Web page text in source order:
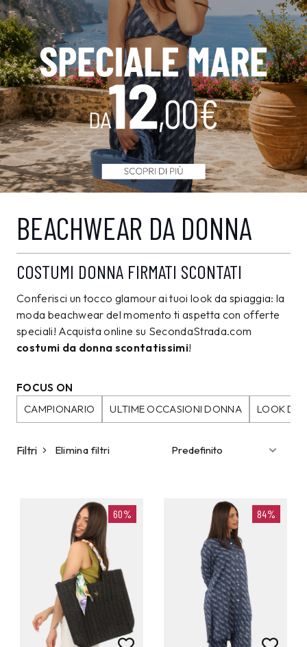
BEACHWEAR DA DONNA
COSTUMI DONNA FIRMATI SCONTATI
Conferisci un tocco glamour ai tuoi look da spiaggia: la
moda beachwear del momento ti aspetta con offerte
speciali! Acquista online su SecondaStrada.com
costumi da donna scontatissimi!
FOCUS ON
CAMPIONARIO
ULTIME OCCASIONI DONNA LOOK DA
Filtri Elimina filtri
60% 84%